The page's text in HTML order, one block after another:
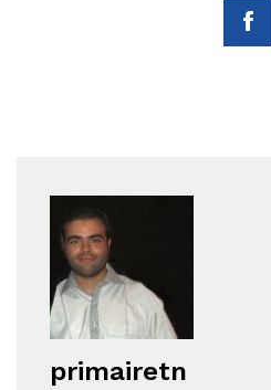
primairetn